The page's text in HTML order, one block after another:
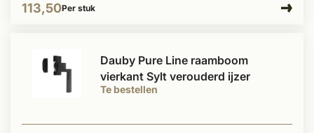
113,50Per stuk
Te bestellen
Dauby Pure Line raamboom
vierkant Sylt verouderd ijzer